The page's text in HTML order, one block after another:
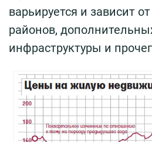
варьируется и зависит
районов,
инфраструктуры и